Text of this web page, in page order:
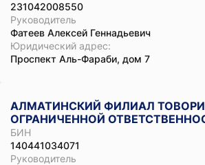
231042008550
Руководитель
Фатеев Алексей Геннадьевич
Юридический адрес:
Проспект Аль-Фараби, дом 7
АЛМАТИНСКИЙ ФИЛИАЛ
ОГРАНИЧЕННОЙ
БИН
140441034071
Руководитель